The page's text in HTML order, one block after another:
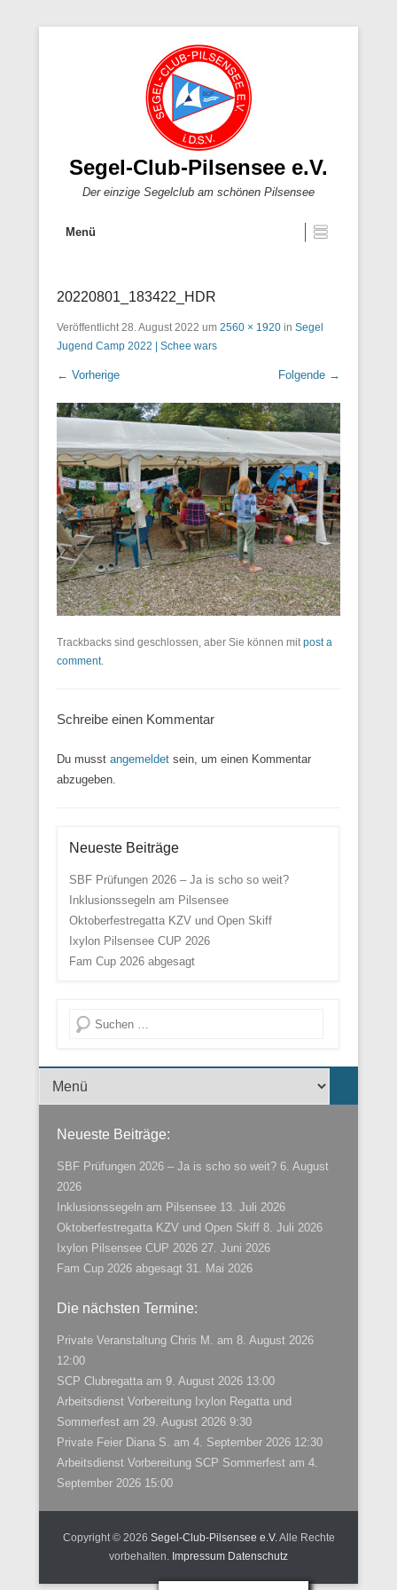
Segel-Club-Pilsensee e.V.
Der einzige Segelclub am schönen Pilsensee
Menü
20220801_183422_HDR
Veröffentlicht28. August 2022 um 2560 × 1920 in Segel
Jugend Camp 2022 | Schee wars
← Vorherige Folgende →
Trackbacks sind geschlossen, aber Sie können mitpost a
comment.
Schreibe einen Kommentar
Du musst angemeldet sein, um einen Kommentar
abzugeben.
Neueste Beiträge
SBF Prüfungen 2026 – Ja is scho so weit?
Inklusionssegeln am Pilsensee
Oktoberfestregatta KZV und Open Skiff
Ixylon Pilsensee CUP 2026
Fam Cup 2026 abgesagt
Suche
Menü der Fußzeile
Neueste Beiträge:
SBF Prüfungen 2026 – Ja is scho so weit? 6. August
2026
Inklusionssegeln am Pilsensee 13. Juli 2026
Oktoberfestregatta KZV und Open Skiff 8. Juli 2026
Ixylon Pilsensee CUP 2026 27. Juni 2026
Fam Cup 2026 abgesagt 31. Mai 2026
Die nächsten Termine:
Private Veranstaltung Chris M. am 8. August 2026
12:00
SCP Clubregatta am 9. August 2026 13:00
Arbeitsdienst Vorbereitung Ixylon Regatta und
Sommerfest am 29. August 2026 9:30
Private Feier Diana S. am 4. September 2026 12:30
Arbeitsdienst Vorbereitung SCP Sommerfest am 4.
September 2026 15:00
Copyright © 2026 Segel-Club-Pilsensee e.V.Alle Rechte
vorbehalten. Impressum Datenschutz